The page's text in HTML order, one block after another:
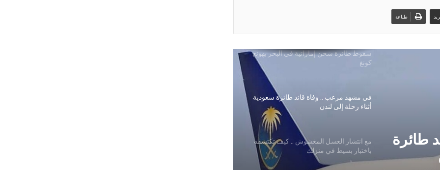
طباعة
.. كيف
في مشهد مرعب .. وفاة قائد طائرة سعودية
أثناء رحلة إلى لندن
مع انتشار العسل المغشوش .. كيف تكتشفه
باختبار بسيط في منزلك
معجزة .. طفل يطالب أمه بعد وفاته
بالقصاص من قاتله